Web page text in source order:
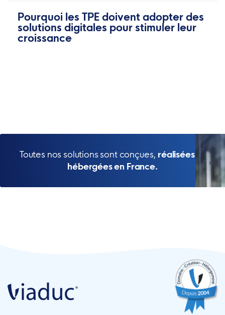
Pourquoi les TPE doivent adopter des
solutions digitales pour stimuler leur
croissance
Toutes nos solutions sont conçues, réalisées et
hébergées en France.